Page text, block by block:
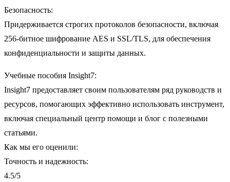
Безопасность:
Придерживается строгих протоколов безопасности, включая
256-битное шифрование AES и SSL/TLS, для обеспечения
конфиденциальности и защиты данных.
Учебные пособия Insight7:
Insight7 предоставляет своим пользователям ряд руководств и
ресурсов, помогающих эффективно использовать инструмент,
включая специальный центр помощи и блог с полезными
статьями.
Как мы его оценили:
Точность и надежность:
4.5/5